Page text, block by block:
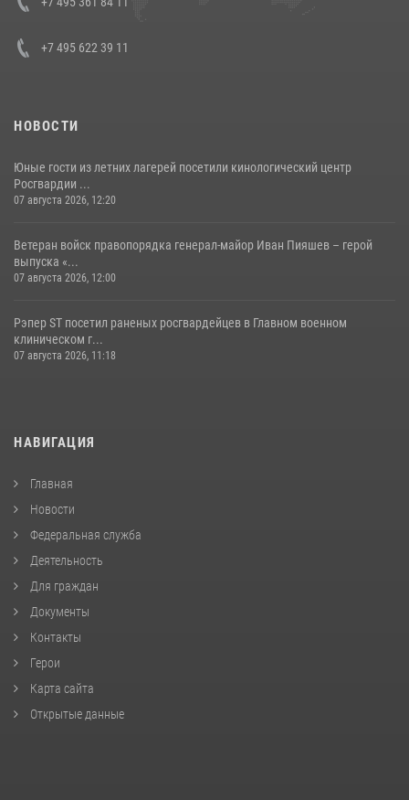
+7 495 622 39 11
НОВОСТИ
Юные гости из летних лагерей посетили кинологический центр
Росгвардии ...
07 августа 2026, 12:20
Ветеран войск правопорядка генерал-майор Иван Пияшев – герой
выпуска «...
07 августа 2026, 12:00
Рэпер ST посетил раненых росгвардейцев в Главном военном
клиническом г...
07 августа 2026, 11:18
НАВИГАЦИЯ
Главная
Новости
Федеральная служба
Деятельность
Для граждан
Документы
Контакты
Герои
Карта сайта
Открытые данные